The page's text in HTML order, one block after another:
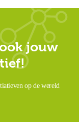
jouw
op de wereld